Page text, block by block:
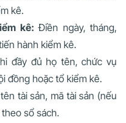
kê.
kê: Điền ngày, tháng,
hành kiểm kê.
đầy đủ họ tên, chức vụ
đồng hoặc tổ kiểm kê.
tài sản, mã tài sản (nếu
sổ sách.